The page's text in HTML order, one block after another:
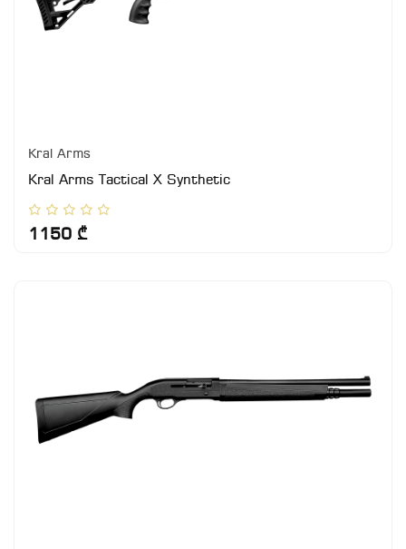
Kral Arms
Kral Arms Tactical X Synthetic
1150 ₾